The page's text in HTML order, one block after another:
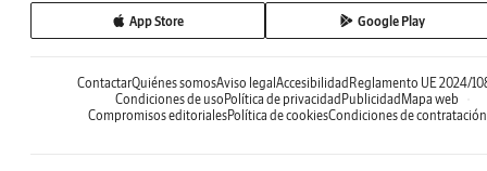
App Store Google Play
ContactarQuiénes somosAviso legal Accesibilidad Reglamento UE 2024/
Condiciones de uso Política de privacidad Publicidad Mapa web
Compromisos editorialesPolítica de cookiesCondiciones de contratación